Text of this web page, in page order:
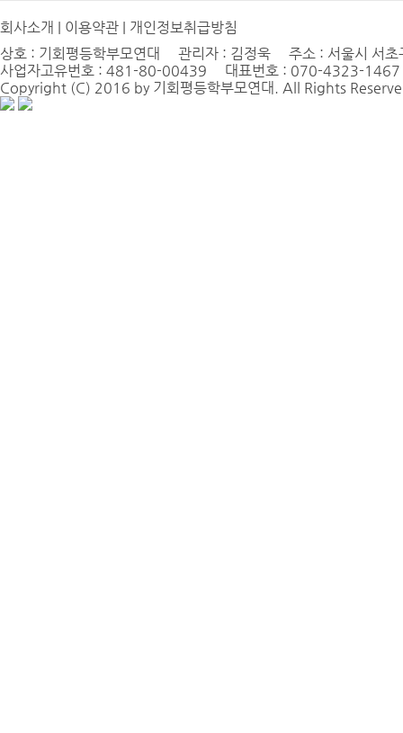
회사소개 | 이용약관 | 개인정보취급방침
상호 : 기회평등학부모연대 관리자 : 김정욱 주소 : 서울시 서
사업자고유번호 : 481-80-00439 대표번호 : 070-4323-
Copyright (C) 2016 by 기회평등학부모연대. All Rights